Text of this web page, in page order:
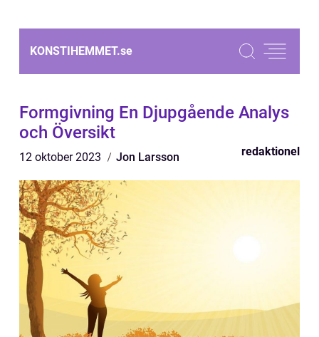
KONSTIHEMMET.se
Formgivning En Djupgående Analys
och Översikt
12 oktober 2023 Jon Larsson redaktionel